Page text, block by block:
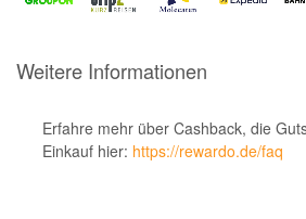
apodiscounter
OTTO Office
Udemy
Weitere Informationen
Erfahre mehr über Cashback, die
Einkauf hier: https://rewardo.de/faq